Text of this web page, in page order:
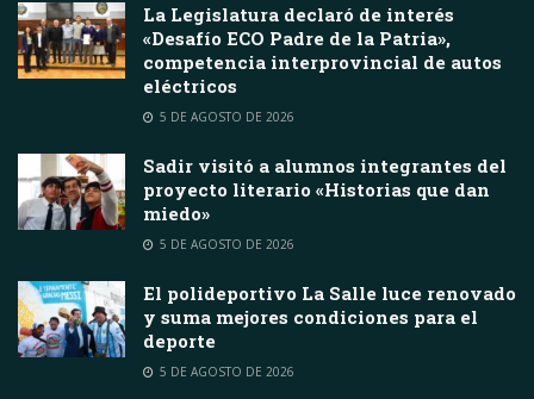
La Legislatura declaró de interés
«Desafío ECO Padre de la Patria»,
competencia interprovincial de autos
eléctricos
5 DE AGOSTO DE 2026
Sadir visitó a alumnos integrantes del
proyecto literario «Historias que dan
miedo»
5 DE AGOSTO DE 2026
El polideportivo La Salle luce renovado
y suma mejores condiciones para el
deporte
5 DE AGOSTO DE 2026